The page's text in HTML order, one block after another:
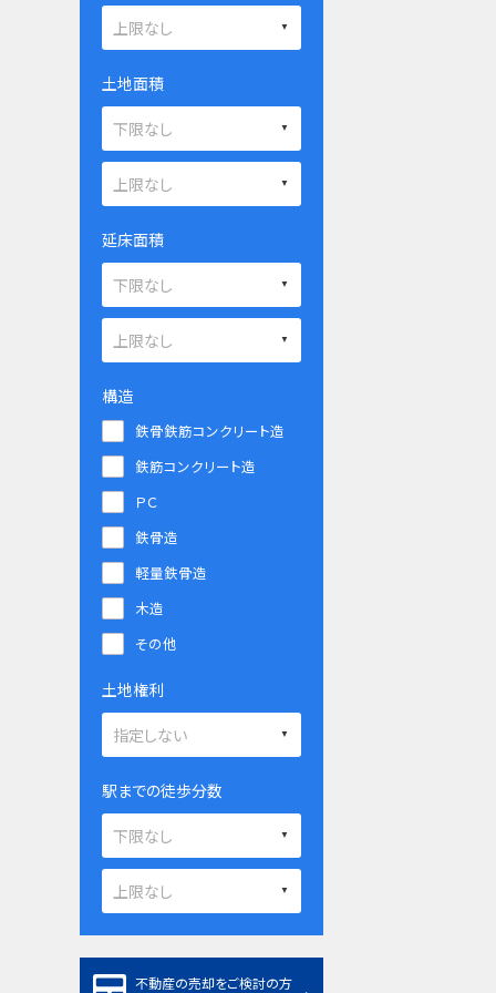
土地面積
延床面積
構造
鉄骨鉄筋コンクリート造
鉄筋コンクリート造
ＰＣ
鉄骨造
軽量鉄骨造
木造
その他
土地権利
駅までの徒歩分数
不動産の売却をご検討の方